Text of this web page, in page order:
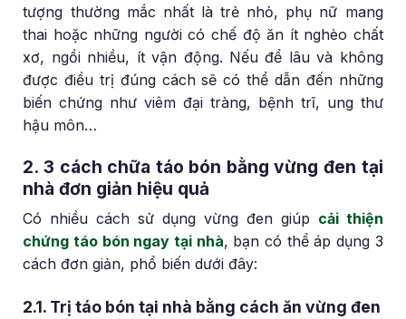
tượng thường mắc nhất là trẻ nhỏ, phụ nữ mang
thai hoặc những người có chế độ ăn ít nghèo chất
xơ, ngồi nhiều, ít vận động. Nếu để lâu và không
được điều trị đúng cách sẽ có thể dẫn đến những
biến chứng như viêm đại tràng, bệnh trĩ, ung thư
hậu môn…
2. 3 cách chữa táo bón bằng vừng đen tại
nhà đơn giản hiệu quả
Có nhiều cách sử dụng vừng đen giúp cải thiện
chứng táo bón ngay tại nhà, bạn có thể áp dụng 3
cách đơn giản, phổ biến dưới đây:
2.1. Trị táo bón tại nhà bằng cách ăn vừng đen